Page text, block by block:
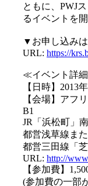
ともに、PWJ
るイベントを
▼お申し込み
URL: https://
≪イベント詳
【日時】2013
【会場】アフ
B1
JR「浜松町」
都営浅草線ま
都営三田線「
URL: http://
【参加費】
(参加費の一部